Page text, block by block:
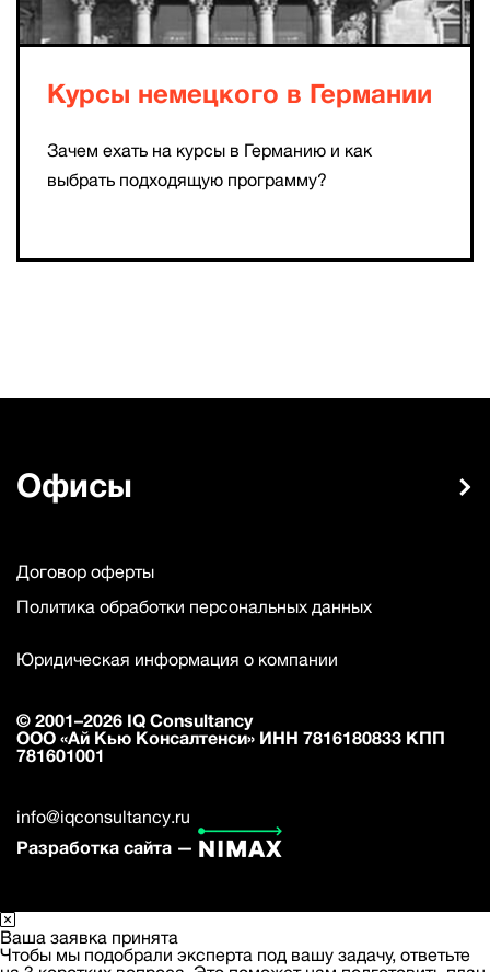
Курсы немецкого в Германии
Зачем ехать на курсы в Германию и как
выбрать подходящую программу?
Офисы
Договор оферты
Политика обработки персональных данных
Юридическая информация о компании
© 2001–2026 IQ Consultancy
ООО «Ай Кью Консалтенси» ИНН 7816180833 КПП
781601001
info@iqconsultancy.ru
Разработка сайта —
Ваша заявка принята
Чтобы мы подобрали эксперта под вашу задачу, ответьте